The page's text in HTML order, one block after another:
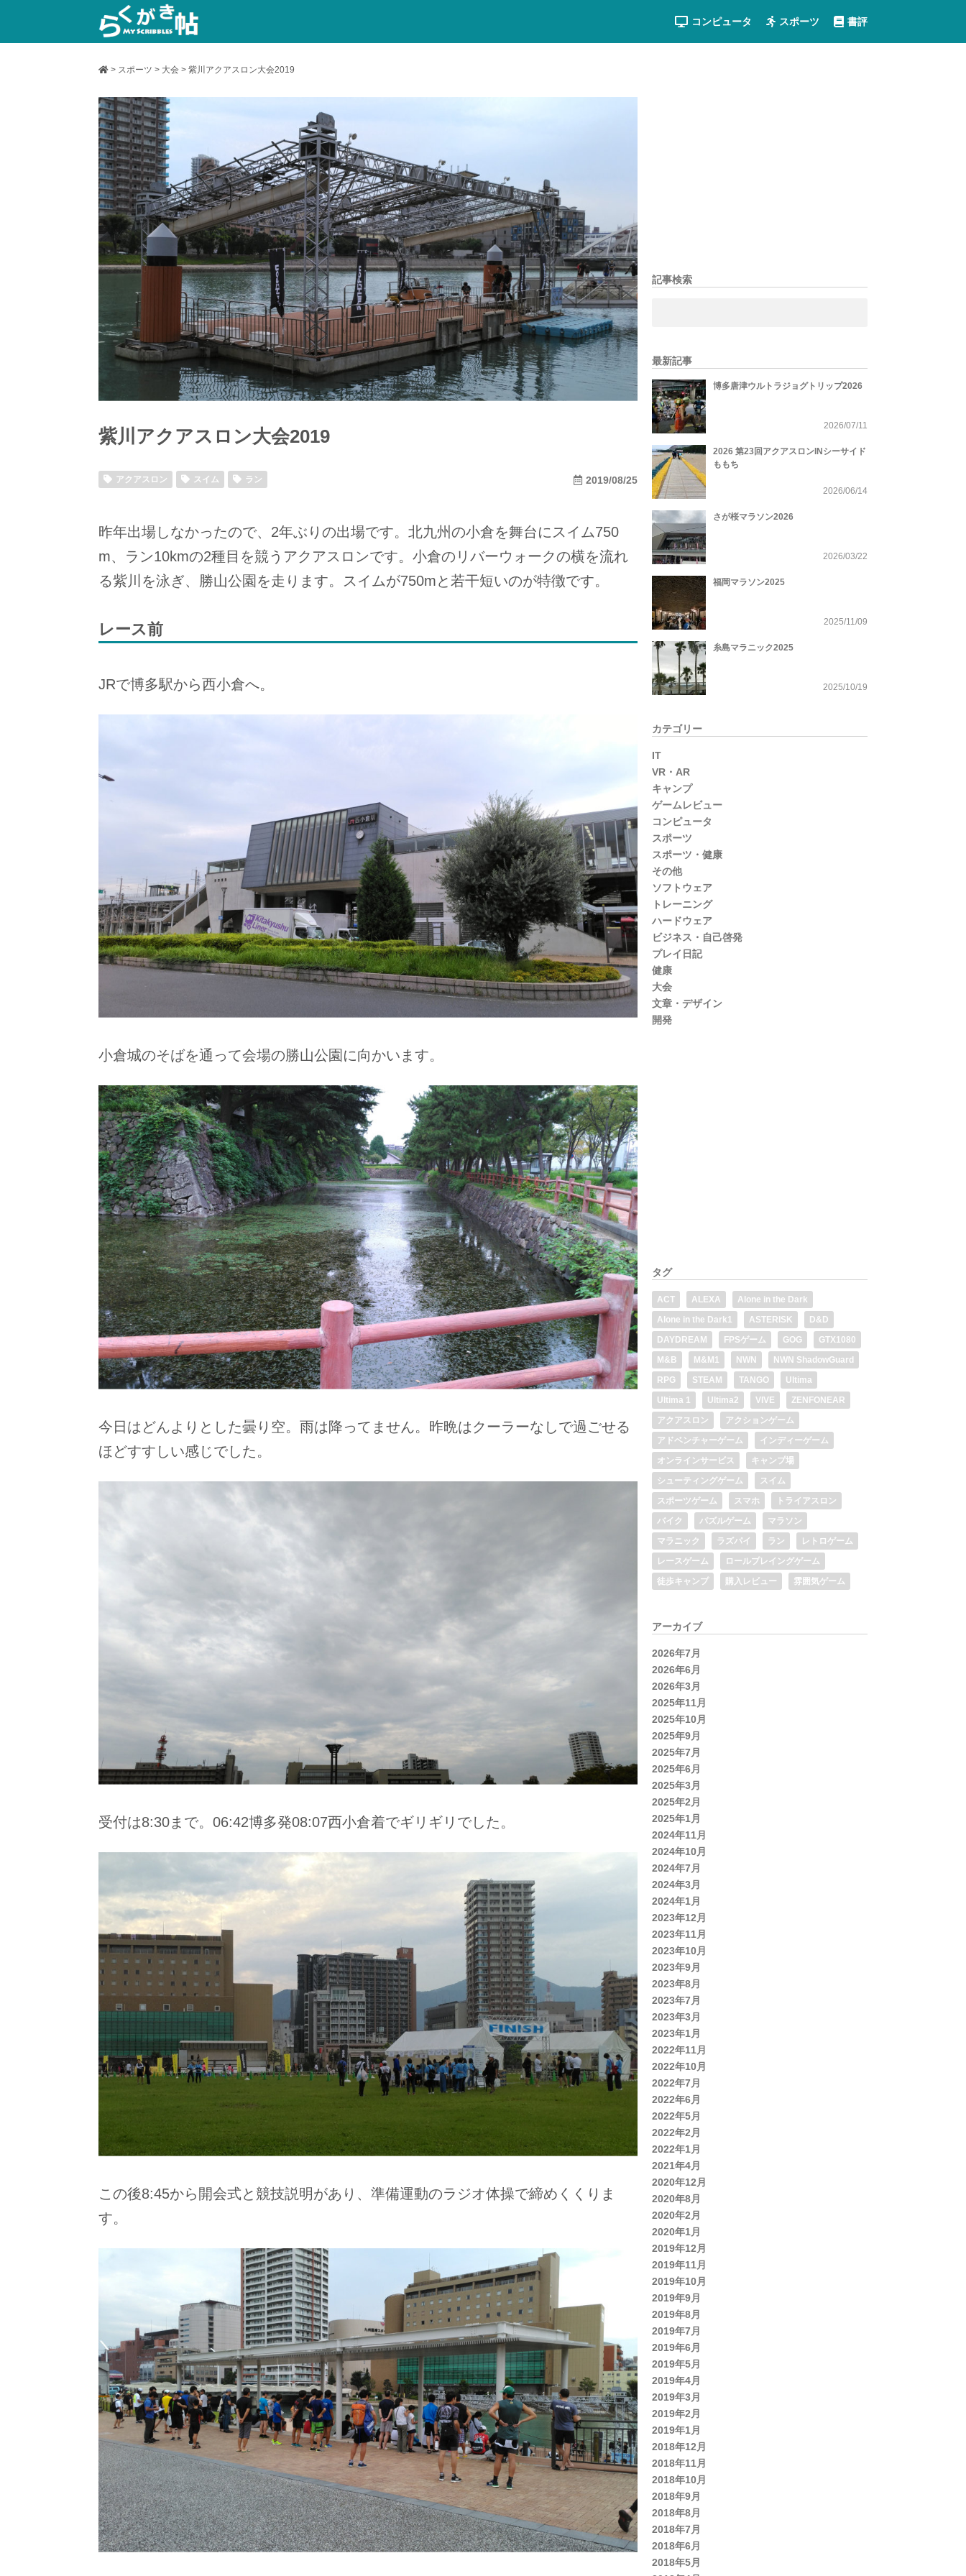
コンピュータ スポーツ 書評
> スポーツ > 大会 > 紫川アクアスロン大会2019
紫川アクアスロン大会2019
アクアスロン スイム ラン 2019/08/25
昨年出場しなかったので、2年ぶりの出場です。北九州の小倉を舞台にスイム750
m、ラン10kmの2種目を競うアクアスロンです。小倉のリバーウォークの横を流れ
る紫川を泳ぎ、勝山公園を走ります。スイムが750mと若干短いのが特徴です。
レース前
JRで博多駅から西小倉へ。
小倉城のそばを通って会場の勝山公園に向かいます。
今日はどんよりとした曇り空。雨は降ってません。昨晩はクーラーなしで過ごせる
ほどすすしい感じでした。
受付は8:30まで。06:42博多発08:07西小倉着でギリギリでした。
この後8:45から開会式と競技説明があり、準備運動のラジオ体操で締めくくりま
す。
記事検索
最新記事
博多唐津ウルトラジョグトリップ2026
2026/07/11
2026 第23回アクアスロンINシーサイド
ももち
2026/06/14
さが桜マラソン2026
2026/03/22
福岡マラソン2025
2025/11/09
糸島マラニック2025
2025/10/19
カテゴリー
IT
VR・AR
キャンプ
ゲームレビュー
コンピュータ
スポーツ
スポーツ・健康
その他
ソフトウェア
トレーニング
ハードウェア
ビジネス・自己啓発
プレイ日記
健康
大会
文章・デザイン
開発
タグ
ACT ALEXA
Alone in the Dark
Alone in the Dark1
ASTERISK
D&D
DAYDREAM
FPSゲーム GOG
GTX1080
M&B
M&M1 NWN
NWN ShadowGuard
RPG
STEAM TANGO
Ultima
Ultima 1
Ultima2 VIVE
ZENFONEAR
アクアスロン
アクションゲーム
アドベンチャーゲーム
インディーゲーム
オンラインサービス
キャンプ場
シューティングゲーム
スイム
スポーツゲーム
スマホ
トライアスロン
バイク
パズルゲーム
マラソン
マラニック
ラズパイ ラン
レトロゲーム
レースゲーム
ロールプレイングゲーム
徒歩キャンプ
購入レビュー 雰囲気ゲーム
アーカイブ
2026年7月
2026年6月
2026年3月
2025年11月
2025年10月
2025年9月
2025年7月
2025年6月
2025年3月
2025年2月
2025年1月
2024年11月
2024年10月
2024年7月
2024年3月
2024年1月
2023年12月
2023年11月
2023年10月
2023年9月
2023年8月
2023年7月
2023年3月
2023年1月
2022年11月
2022年10月
2022年7月
2022年6月
2022年5月
2022年2月
2022年1月
2021年4月
2020年12月
2020年8月
2020年2月
2020年1月
2019年12月
2019年11月
2019年10月
2019年9月
2019年8月
2019年7月
2019年6月
2019年5月
2019年4月
2019年3月
2019年2月
2019年1月
2018年12月
2018年11月
2018年10月
2018年9月
2018年8月
2018年7月
2018年6月
2018年5月